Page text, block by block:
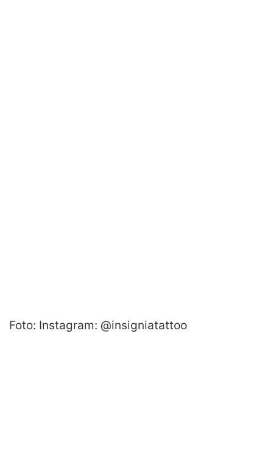
Foto: Instagram: @insigniatattoo